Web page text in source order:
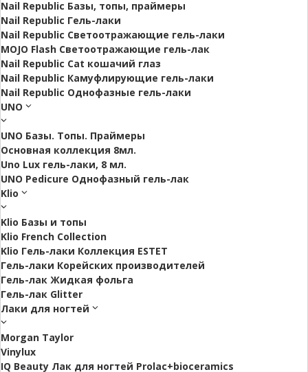
Nail Republic Базы, топы, праймеры
Nail Republic Гель-лаки
Nail Republic Светоотражающие гель-лаки
MOJO Flash Светоотражающие гель-лак
Nail Republic Cat кошачий глаз
Nail Republic Камуфлирующие гель-лаки
Nail Republic Однофазные гель-лаки
UNO
UNO Базы. Топы. Праймеры
Основная коллекция 8мл.
Uno Lux гель-лаки, 8 мл.
UNO Pedicure Однофазный гель-лак
Klio
Klio Базы и топы
Klio French Collection
Klio Гель-лаки Коллекция ESTET
Гель-лаки Корейских производителей
Гель-лак Жидкая фольга
Гель-лак Glitter
Лаки для ногтей
Morgan Taylor
Vinylux
IQ Beauty Лак для ногтей Prolac+bioceramics